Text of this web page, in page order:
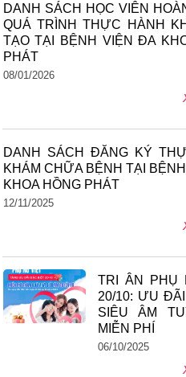
DANH SÁCH HỌC VIÊN
QUÁ TRÌNH THỰC HÀNH
TẠO TẠI BỆNH VIỆN ĐA
PHÁT
08/01/2026
DANH SÁCH ĐĂNG KÝ
KHÁM CHỮA BỆNH TẠI
KHOA HỒNG PHÁT
12/11/2025
TRI ÂN PHỤ
20/10: ƯU
SIÊU ÂM
MIỄN PHÍ
06/10/2025